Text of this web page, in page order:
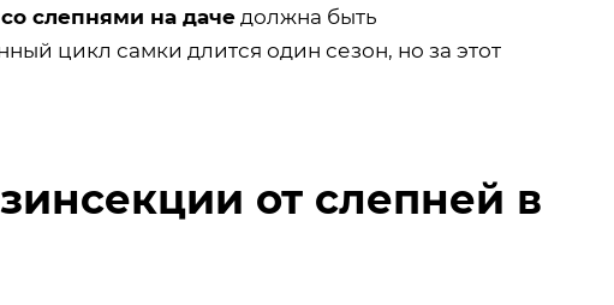
слепнями на даче должна быть
цикл самки длится один сезон, но за этот
от слепней в